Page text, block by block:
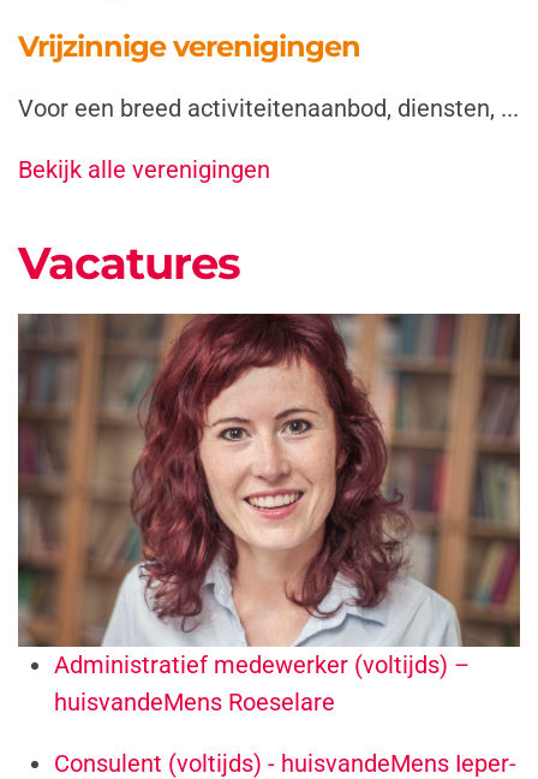
Vrijzinnige verenigingen
Voor een breed activiteitenaanbod, diensten, ...
Bekijk alle verenigingen
Vacatures
Administratief medewerker (voltijds) –
huisvandeMens Roeselare
Consulent (voltijds) - huisvandeMens Ieper-